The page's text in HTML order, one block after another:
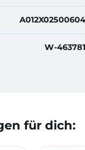
A012X02500604
W-463781
für dich: